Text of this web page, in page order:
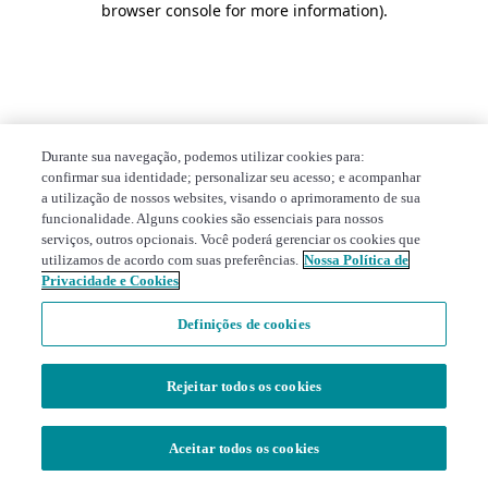
browser console for more information).
Durante sua navegação, podemos utilizar cookies para:
confirmar sua identidade; personalizar seu acesso; e acompanhar
a utilização de nossos websites, visando o aprimoramento de sua
funcionalidade. Alguns cookies são essenciais para nossos
serviços, outros opcionais. Você poderá gerenciar os cookies que
utilizamos de acordo com suas preferências. Nossa Política de
Privacidade e Cookies
Definições de cookies
Rejeitar todos os cookies
Aceitar todos os cookies